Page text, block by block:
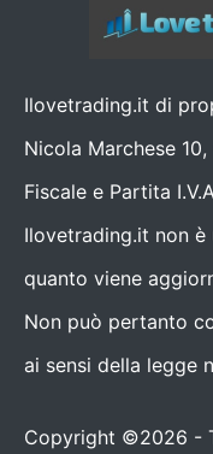
Ilovetrading.it di
Nicola Marchese
Fiscale e Partita
Ilovetrading.it non
quanto viene
Non può pertanto
ai sensi della legge
Copyright ©2026 -